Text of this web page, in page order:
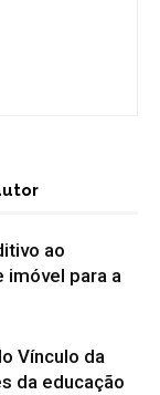
ao
imóvel para a
Vínculo da
da educação